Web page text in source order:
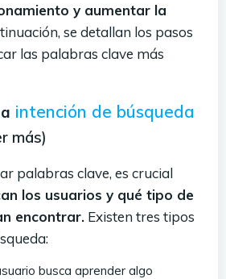
y aumentar la
se detallan los pasos
las palabras clave más
intención de búsqueda
más)
palabras clave, es crucial
los usuarios y qué tipo de
encontrar. Existen tres tipos
busca aprender algo